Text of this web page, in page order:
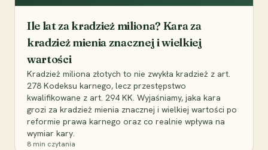
Ile lat za kradzież miliona? Kara za
kradzież mienia znacznej i wielkiej
wartości
Kradzież miliona złotych to nie zwykła kradzież z art.
278 Kodeksu karnego, lecz przestępstwo
kwalifikowane z art. 294 KK. Wyjaśniamy, jaka kara
grozi za kradzież mienia znacznej i wielkiej wartości po
reformie prawa karnego oraz co realnie wpływa na
wymiar kary.
8 min czytania